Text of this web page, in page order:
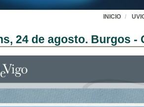
INICIO
24 de agosto. Burgos -